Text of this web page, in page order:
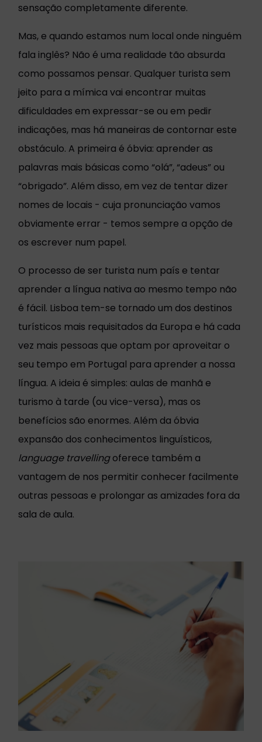
sensação completamente diferente.
Mas, e quando estamos num local onde ninguém
fala inglês? Não é uma realidade tão absurda
como possamos pensar. Qualquer turista sem
jeito para a mímica vai encontrar muitas
dificuldades em expressar-se ou em pedir
indicações, mas há maneiras de contornar este
obstáculo. A primeira é óbvia: aprender as
palavras mais básicas como “olá”, “adeus” ou
“obrigado”. Além disso, em vez de tentar dizer
nomes de locais - cuja pronunciação vamos
obviamente errar - temos sempre a opção de
os escrever num papel.
O processo de ser turista num país e tentar
aprender a língua nativa ao mesmo tempo não
é fácil. Lisboa tem-se tornado um dos destinos
turísticos mais requisitados da Europa e há cada
vez mais pessoas que optam por aproveitar o
seu tempo em Portugal para aprender a nossa
língua. A ideia é simples: aulas de manhã e
turismo à tarde (ou vice-versa), mas os
benefícios são enormes. Além da óbvia
expansão dos conhecimentos linguísticos,
language travellingoferece também a
vantagem de nos permitir conhecer facilmente
outras pessoas e prolongar as amizades fora da
sala de aula.